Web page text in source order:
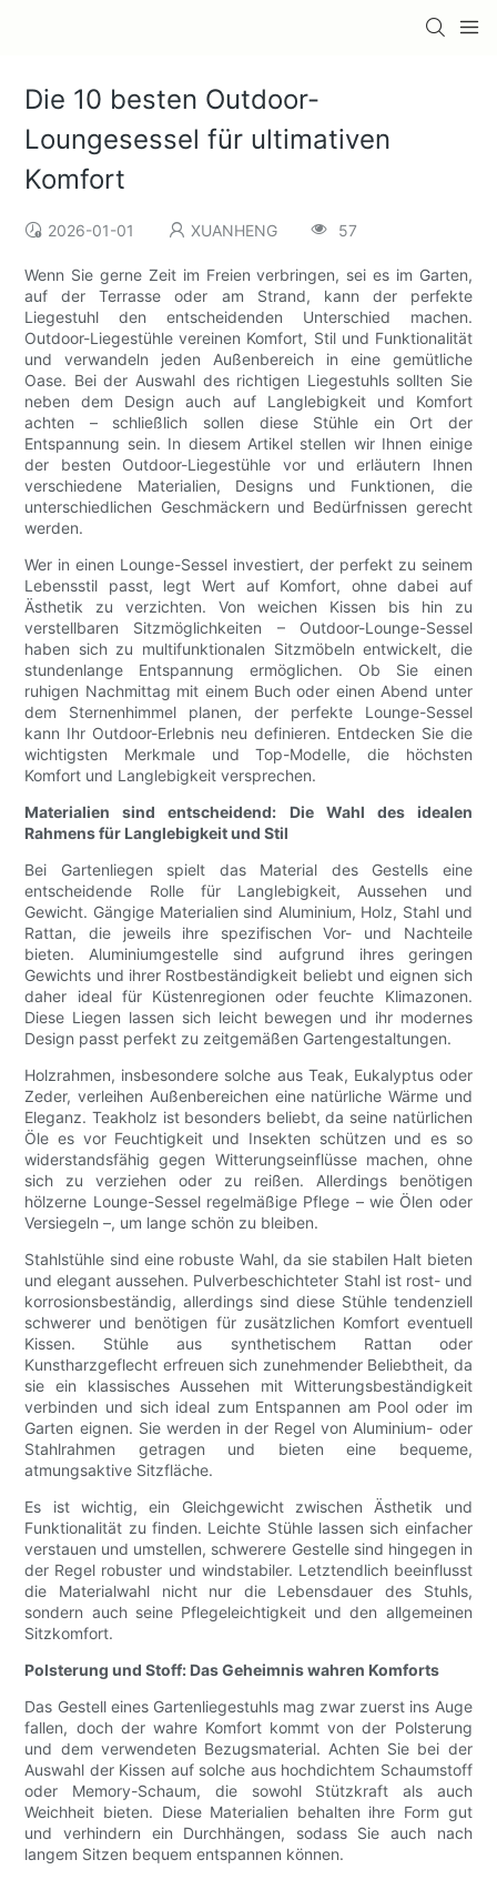
Die 10 besten Outdoor-
Loungesessel für ultimativen
Komfort
2026-01-01 XUANHENG 57
Wenn Sie gerne Zeit im Freien verbringen, sei es im Garten,
auf der Terrasse oder am Strand, kann der perfekte
Liegestuhl den entscheidenden Unterschied machen.
Outdoor-Liegestühle vereinen Komfort, Stil und Funktionalität
und verwandeln jeden Außenbereich in eine gemütliche
Oase. Bei der Auswahl des richtigen Liegestuhls sollten Sie
neben dem Design auch auf Langlebigkeit und Komfort
achten – schließlich sollen diese Stühle ein Ort der
Entspannung sein. In diesem Artikel stellen wir Ihnen einige
der besten Outdoor-Liegestühle vor und erläutern Ihnen
verschiedene Materialien, Designs und Funktionen, die
unterschiedlichen Geschmäckern und Bedürfnissen gerecht
werden.
Wer in einen Lounge-Sessel investiert, der perfekt zu seinem
Lebensstil passt, legt Wert auf Komfort, ohne dabei auf
Ästhetik zu verzichten. Von weichen Kissen bis hin zu
verstellbaren Sitzmöglichkeiten – Outdoor-Lounge-Sessel
haben sich zu multifunktionalen Sitzmöbeln entwickelt, die
stundenlange Entspannung ermöglichen. Ob Sie einen
ruhigen Nachmittag mit einem Buch oder einen Abend unter
dem Sternenhimmel planen, der perfekte Lounge-Sessel
kann Ihr Outdoor-Erlebnis neu definieren. Entdecken Sie die
wichtigsten Merkmale und Top-Modelle, die höchsten
Komfort und Langlebigkeit versprechen.
Materialien sind entscheidend: Die Wahl des idealen
Rahmens für Langlebigkeit und Stil
Bei Gartenliegen spielt das Material des Gestells eine
entscheidende Rolle für Langlebigkeit, Aussehen und
Gewicht. Gängige Materialien sind Aluminium, Holz, Stahl und
Rattan, die jeweils ihre spezifischen Vor- und Nachteile
bieten. Aluminiumgestelle sind aufgrund ihres geringen
Gewichts und ihrer Rostbeständigkeit beliebt und eignen sich
daher ideal für Küstenregionen oder feuchte Klimazonen.
Diese Liegen lassen sich leicht bewegen und ihr modernes
Design passt perfekt zu zeitgemäßen Gartengestaltungen.
Holzrahmen, insbesondere solche aus Teak, Eukalyptus oder
Zeder, verleihen Außenbereichen eine natürliche Wärme und
Eleganz. Teakholz ist besonders beliebt, da seine natürlichen
Öle es vor Feuchtigkeit und Insekten schützen und es so
widerstandsfähig gegen Witterungseinflüsse machen, ohne
sich zu verziehen oder zu reißen. Allerdings benötigen
hölzerne Lounge-Sessel regelmäßige Pflege – wie Ölen oder
Versiegeln –, um lange schön zu bleiben.
Stahlstühle sind eine robuste Wahl, da sie stabilen Halt bieten
und elegant aussehen. Pulverbeschichteter Stahl ist rost- und
korrosionsbeständig, allerdings sind diese Stühle tendenziell
schwerer und benötigen für zusätzlichen Komfort eventuell
Kissen. Stühle aus synthetischem Rattan oder
Kunstharzgeflecht erfreuen sich zunehmender Beliebtheit, da
sie ein klassisches Aussehen mit Witterungsbeständigkeit
verbinden und sich ideal zum Entspannen am Pool oder im
Garten eignen. Sie werden in der Regel von Aluminium- oder
Stahlrahmen getragen und bieten eine bequeme,
atmungsaktive Sitzfläche.
Es ist wichtig, ein Gleichgewicht zwischen Ästhetik und
Funktionalität zu finden. Leichte Stühle lassen sich einfacher
verstauen und umstellen, schwerere Gestelle sind hingegen in
der Regel robuster und windstabiler. Letztendlich beeinflusst
die Materialwahl nicht nur die Lebensdauer des Stuhls,
sondern auch seine Pflegeleichtigkeit und den allgemeinen
Sitzkomfort.
Polsterung und Stoff: Das Geheimnis wahren Komforts
Das Gestell eines Gartenliegestuhls mag zwar zuerst ins Auge
fallen, doch der wahre Komfort kommt von der Polsterung
und dem verwendeten Bezugsmaterial. Achten Sie bei der
Auswahl der Kissen auf solche aus hochdichtem Schaumstoff
oder Memory-Schaum, die sowohl Stützkraft als auch
Weichheit bieten. Diese Materialien behalten ihre Form gut
und verhindern ein Durchhängen, sodass Sie auch nach
langem Sitzen bequem entspannen können.